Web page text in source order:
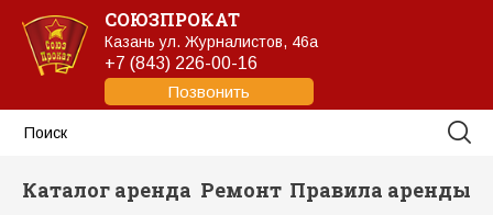
СОЮЗПРОКАТ
Казань ул. Журналистов, 46а
+7 (843) 226-00-16
Позвонить
Каталог аренда Ремонт Правила аренды